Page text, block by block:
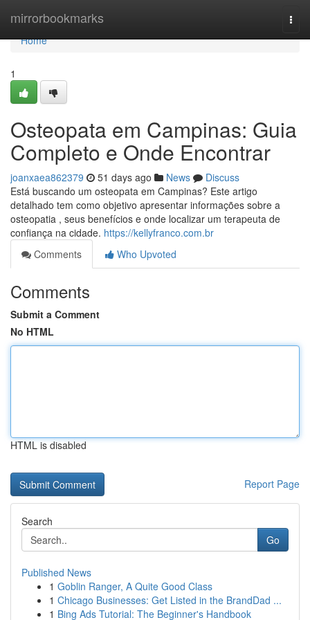
mirrorbookmarks
Home
Home
1
Osteopata em Campinas: Guia
Completo e Onde Encontrar
joanxaea862379 51 days ago News
Discuss
Está buscando um osteopata em Campinas? Este artigo
detalhado tem como objetivo apresentar informações sobre a
osteopatia , seus benefícios e onde localizar um terapeuta de
confiança na cidade. https://kellyfranco.com.br
Comments
Who Upvoted
Comments
Submit a Comment
No HTML
HTML is disabled
Report Page
Search
Go
Published News
1 Goblin Ranger, A Quite Good Class
1 Chicago Businesses: Get Listed in the BrandDad ...
1 Bing Ads Tutorial: The Beginner's Handbook